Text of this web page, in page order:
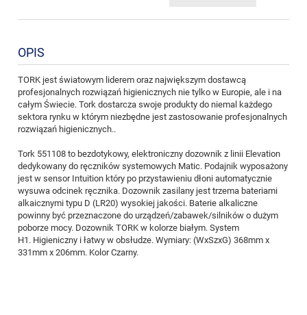
OPIS
TORK jest światowym liderem oraz największym dostawcą
profesjonalnych rozwiązań higienicznych nie tylko w Europie, ale i na
całym Świecie. Tork dostarcza swoje produkty do niemal każdego
sektora rynku w którym niezbędne jest zastosowanie profesjonalnych
rozwiązań higienicznych..
Tork 551108 to bezdotykowy, elektroniczny dozownik z linii Elevation
dedykowany do ręczników systemowych Matic. Podajnik wyposażony
jest w sensor Intuition który po przystawieniu dłoni automatycznie
wysuwa odcinek ręcznika. Dozownik zasilany jest trzema bateriami
alkaicznymi typu D (LR20) wysokiej jakości. Baterie alkaliczne
powinny być przeznaczone do urządzeń/zabawek/silników o dużym
poborze mocy. Dozownik TORK w kolorze białym. System
H1. Higieniczny i łatwy w obsłudze. Wymiary: (WxSzxG) 368mm x
331mm x 206mm. Kolor Czarny.